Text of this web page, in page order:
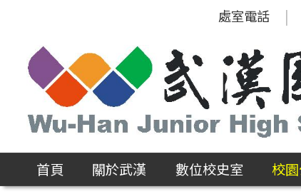
區
處室電話
首頁 關於武漢 數位校史室 校